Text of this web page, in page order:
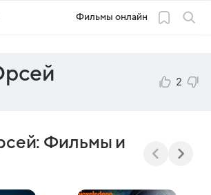
Фильмы онлайн
2
Фильмы и